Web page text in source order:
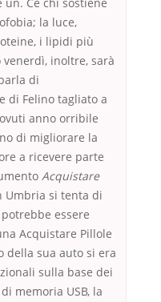
Cè chi sostiene
la luce,
i lipidi più
inoltre, sarà
di
di Felino tagliato a
anno orribile
di migliorare la
a ricevere parte
Acquistare
Umbria si tenta di
essere
Acquistare Pillole
della sua auto si era
sulla base dei
memoria USB, la